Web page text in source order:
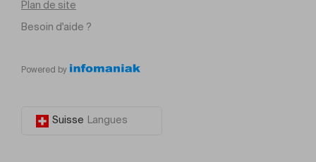
Plan de site
Besoin d'aide ?
Powered by
Suisse Langues